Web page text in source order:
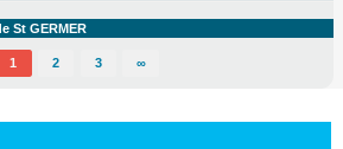
St GERMER
1 2 3 ∞